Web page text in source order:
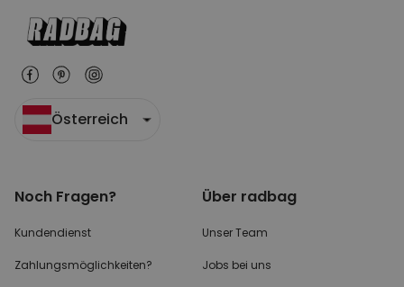
Österreich
Noch Fragen?
Kundendienst
Zahlungsmöglichkeiten?
Über radbag
Unser Team
Jobs bei uns